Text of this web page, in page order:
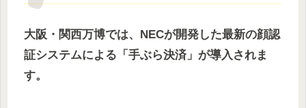
大阪・関西万博では、NECが開発した最新の顔認
証システムによる「手ぶら決済」が導入されま
す。